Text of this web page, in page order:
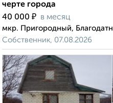
черте города
40 000 ₽ в месяц
мкр. Пригородный,
Собственник, 07.08.2026